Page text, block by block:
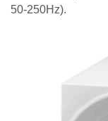
50-250Hz).